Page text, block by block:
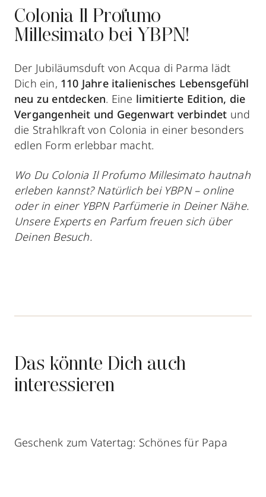
Colonia Il Profumo
Millesimato bei YBPN!
Der Jubiläumsduft von Acqua di Parma lädt
Dich ein, 110 Jahre italienisches Lebensgefühl
neu zu entdecken. Eine limitierte Edition, die
Vergangenheit und Gegenwart verbindet und
die Strahlkraft von Colonia in einer besonders
edlen Form erlebbar macht.
Wo Du Colonia Il Profumo Millesimato hautnah
erleben kannst? Natürlich bei YBPN – online
oder in einer YBPN Parfümerie in Deiner Nähe.
Unsere Experts en Parfum freuen sich über
Deinen Besuch.
Das könnte Dich auch
interessieren
Geschenk zum Vatertag: Schönes für Papa